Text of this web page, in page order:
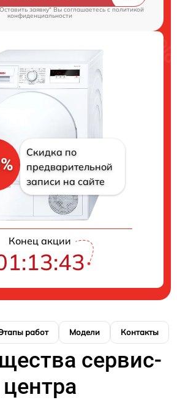
заявку" Вы соглашаетесь cполитикой
конфиденциальности
Скидка по
предварительной
записи на сайте
Конец акции
работ Модели Контакты
сервис-
центра